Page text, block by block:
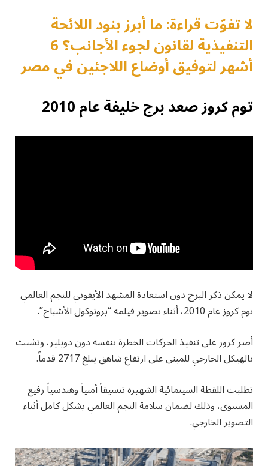
لا تفوّت قراءة: ما أبرز بنود اللائحة
التنفيذية لقانون لجوء الأجانب؟ 6
أشهر لتوفيق أوضاع اللاجئين في مصر
توم كروز صعد برج خليفة عام 2010
لا يمكن ذكر البرج دون استعادة المشهد الأيقوني للنجم العالمي
توم كروز عام 2010، أثناء تصوير فيلمه “بروتوكول الأشباح”.
أصر كروز على تنفيذ الحركات الخطرة بنفسه دون دوبلير، وتشبث
بالهيكل الخارجي للمبنى على ارتفاع شاهق يبلغ 2717 قدماً.
تطلبت اللقطة السينمائية الشهيرة تنسيقاً أمنياً وهندسياً رفيع
المستوى، وذلك لضمان سلامة النجم العالمي بشكل كامل أثناء
التصوير الخارجي.